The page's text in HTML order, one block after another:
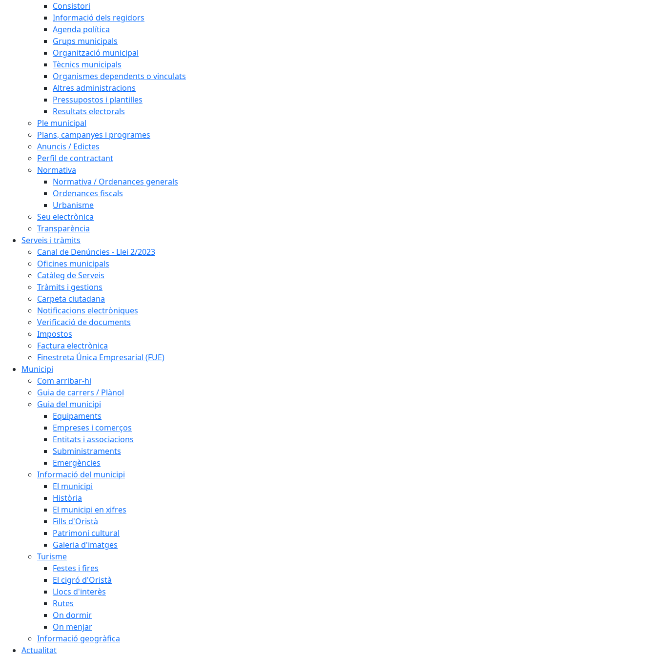
Consistori
Informació dels regidors
Agenda política
Grups municipals
Organització municipal
Tècnics municipals
Organismes dependents o vinculats
Altres administracions
Pressupostos i plantilles
Resultats electorals
Ple municipal
Plans, campanyes i programes
Anuncis / Edictes
Perfil de contractant
Normativa
Normativa / Ordenances generals
Ordenances fiscals
Urbanisme
Seu electrònica
Transparència
Serveis i tràmits
Canal de Denúncies - Llei 2/2023
Oficines municipals
Catàleg de Serveis
Tràmits i gestions
Carpeta ciutadana
Notificacions electròniques
Verificació de documents
Impostos
Factura electrònica
Finestreta Única Empresarial (FUE)
Municipi
Com arribar-hi
Guia de carrers / Plànol
Guia del municipi
Equipaments
Empreses i comerços
Entitats i associacions
Subministraments
Emergències
Informació del municipi
El municipi
Història
El municipi en xifres
Fills d'Oristà
Patrimoni cultural
Galeria d'imatges
Turisme
Festes i fires
El cigró d'Oristà
Llocs d'interès
Rutes
On dormir
On menjar
Informació geogràfica
Actualitat